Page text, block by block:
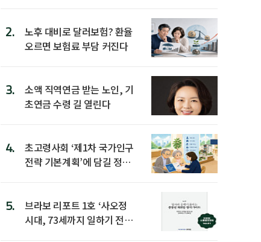
2.
노후 대비로 달러보험? 환율
오르면 보험료 부담 커진다
3.
소액 직역연금 받는 노인, 기
초연금 수령 길 열린다
4.
초고령사회 ‘제1차 국가인구
전략 기본계획’에 담길 정책
5.
브라보 리포트 1호 ‘사오정
시대, 73세까지 일하기 전략’